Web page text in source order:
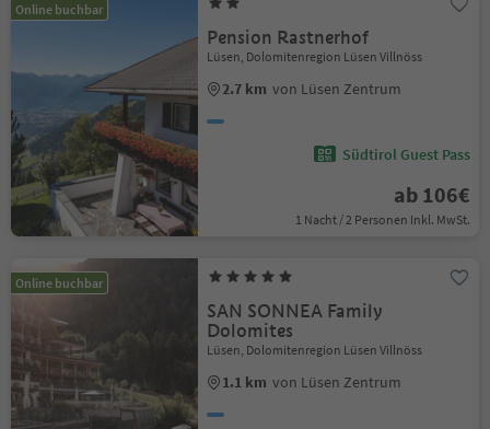
Online buchbar
Pension Rastnerhof
Lüsen, Dolomitenregion Lüsen Villnöss
2.7 km von Lüsen Zentrum
Südtirol Guest Pass
ab 106€
1 Nacht / 2 Personen Inkl. MwSt.
Online buchbar
SAN SONNEA Family
Dolomites
Lüsen, Dolomitenregion Lüsen Villnöss
1.1 km von Lüsen Zentrum